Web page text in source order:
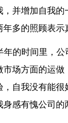
，并增加自我的
多的照顾表示
年的时间里，公
市场方面的运做
，自我没有能很
感有愧公司的